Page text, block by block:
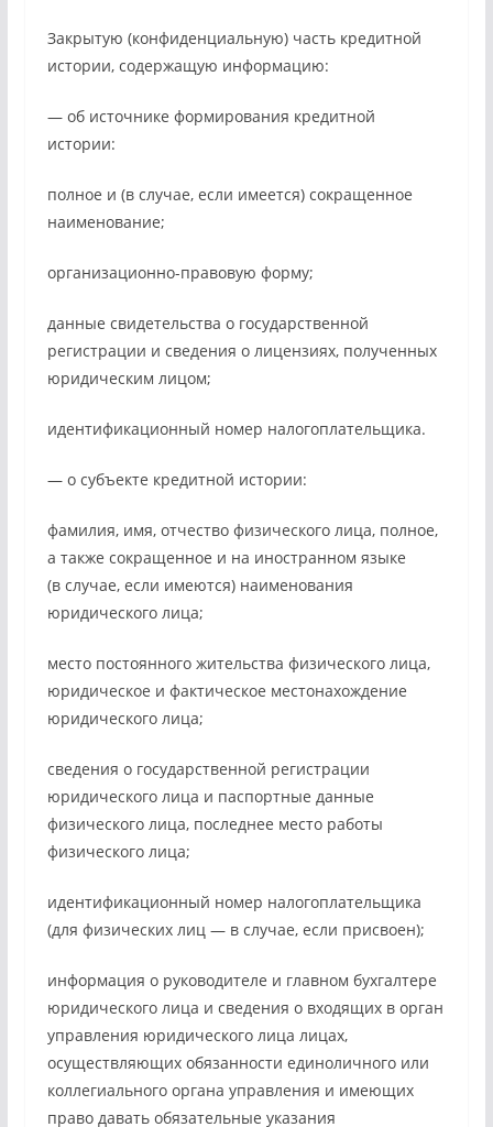
Закрытую (конфиденциальную) часть кредитной
истории, содержащую информацию:
— об источнике формирования кредитной
истории:
полное и (в случае, если имеется) сокращенное
наименование;
организационно-правовую форму;
данные свидетельства о государственной
регистрации и сведения о лицензиях, полученных
юридическим лицом;
идентификационный номер налогоплательщика.
— о субъекте кредитной истории:
фамилия, имя, отчество физического лица, полное,
а также сокращенное и на иностранном языке
(в случае, если имеются) наименования
юридического лица;
место постоянного жительства физического лица,
юридическое и фактическое местонахождение
юридического лица;
сведения о государственной регистрации
юридического лица и паспортные данные
физического лица, последнее место работы
физического лица;
идентификационный номер налогоплательщика
(для физических лиц — в случае, если присвоен);
информация о руководителе и главном бухгалтере
юридического лица и сведения о входящих в орган
управления юридического лица лицах,
осуществляющих обязанности единоличного или
коллегиального органа управления и имеющих
право давать обязательные указания